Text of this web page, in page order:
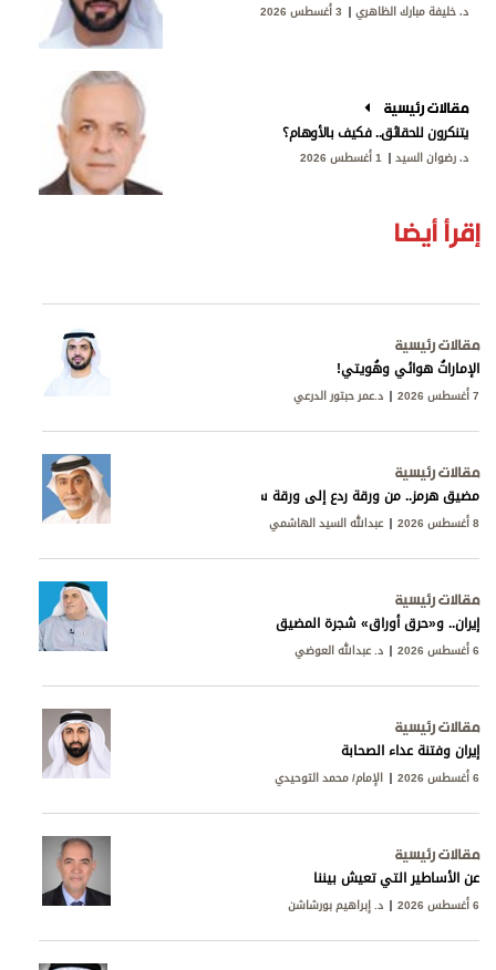
د. خليفة مبارك الظاهري 3 أغسطس 2026
مقالات رئيسية
يتنكرون للحقائق.. فكيف بالأوهام؟
د. رضوان السيد 1 أغسطس 2026
إقرأ أيضا
مقالات رئيسية
الإماراتُ هوائي وهُويتي!
7 أغسطس 2026 د.عمر حبتور الدرعي
مقالات رئيسية
مضيق هرمز.. من ورقة ردع إلى ورقة سيادة
8 أغسطس 2026 عبدالله السيد الهاشمي
مقالات رئيسية
إيران.. و«حرق أوراق» شجرة المضيق
6 أغسطس 2026 د. عبدالله العوضي
مقالات رئيسية
إيران وفتنة عداء الصحابة
6 أغسطس 2026 الإمام/ محمد التوحيدي
مقالات رئيسية
عن الأساطير التي تعيش بيننا
6 أغسطس 2026 د. إبراهيم بورشاشن